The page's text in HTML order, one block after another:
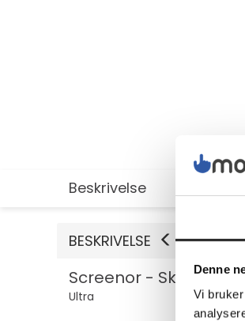
Denne
Vi
Beskrivelse
BESKRIVELSE
Screenor -
Ultra